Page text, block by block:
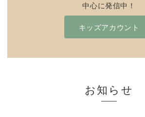
中心に発信中！
キッズアカウント
お知らせ